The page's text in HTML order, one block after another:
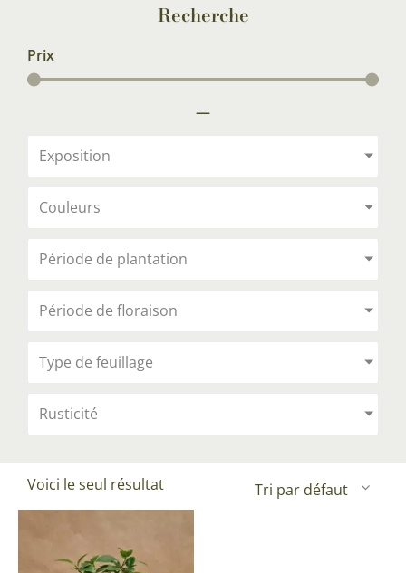
Recherche
Prix
—
Exposition
Couleurs
Période de plantation
Période de floraison
Type de feuillage
Rusticité
Voici le seul résultat